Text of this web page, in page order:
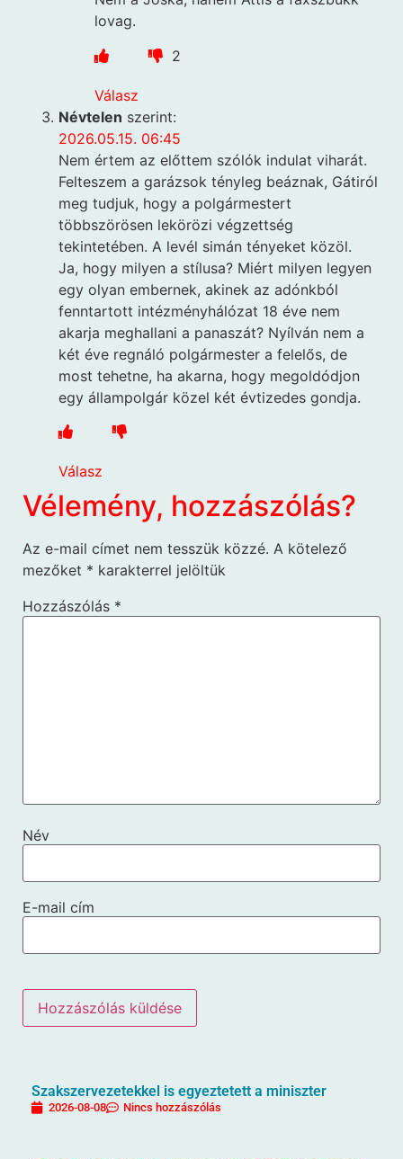
lovag.
2
Válasz
Névtelen szerint:
2026.05.15. 06:45
Nem értem az előttem szólók indulat viharát.
Felteszem a garázsok tényleg beáznak, Gátiról
meg tudjuk, hogy a polgármestert
többszörösen lekörözi végzettség
tekintetében. A levél simán tényeket közöl.
Ja, hogy milyen a stílusa? Miért milyen legyen
egy olyan embernek, akinek az adónkból
fenntartott intézményhálózat 18 éve nem
akarja meghallani a panaszát? Nyílván nem a
két éve regnáló polgármester a felelős, de
most tehetne, ha akarna, hogy megoldódjon
egy állampolgár közel két évtizedes gondja.
Válasz
Vélemény, hozzászólás?
Az e-mail címet nem tesszük közzé. A kötelező
mezőket * karakterrel jelöltük
Hozzászólás *
Név
E-mail cím
Szakszervezetekkel is egyeztetett a miniszter
2026-08-08 Nincs hozzászólás